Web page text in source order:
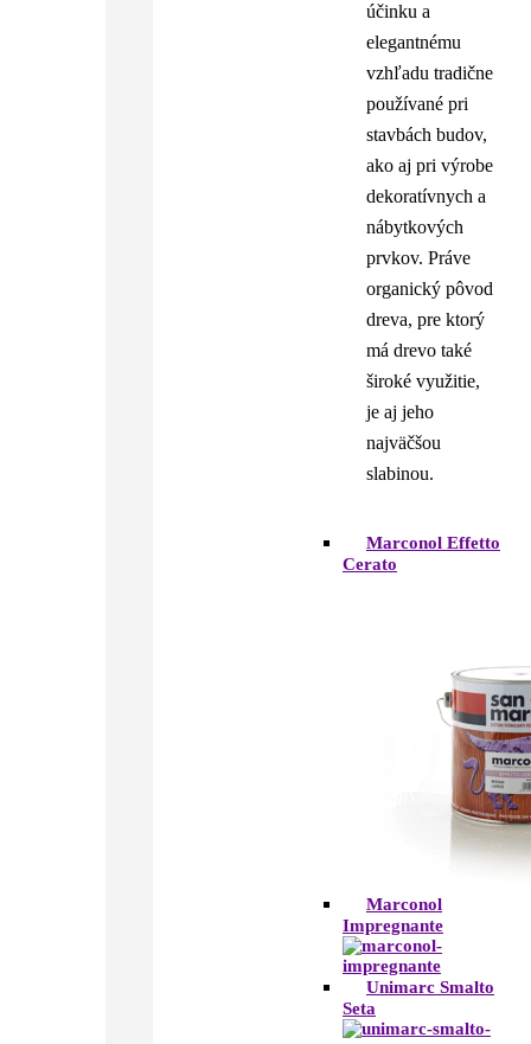
účinku a
elegantnému
vzhľadu tradične
používané pri
stavbách budov,
ako aj pri výrobe
dekoratívnych a
nábytkových
prvkov. Práve
organický pôvod
dreva, pre ktorý
má drevo také
široké využitie,
je aj jeho
najväčšou
slabinou.
Marconol Effetto
Cerato
Marconol
Impregnante
Unimarc Smalto
Seta